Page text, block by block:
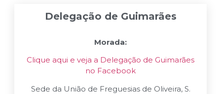
Delegação de Guimarães
Morada:
Clique aqui e veja a Delegação de Guimarães
no Facebook
Sede da União de Freguesias de Oliveira, S.